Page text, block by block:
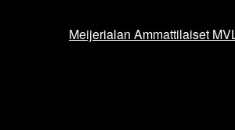
Meijerialan Ammattilaiset